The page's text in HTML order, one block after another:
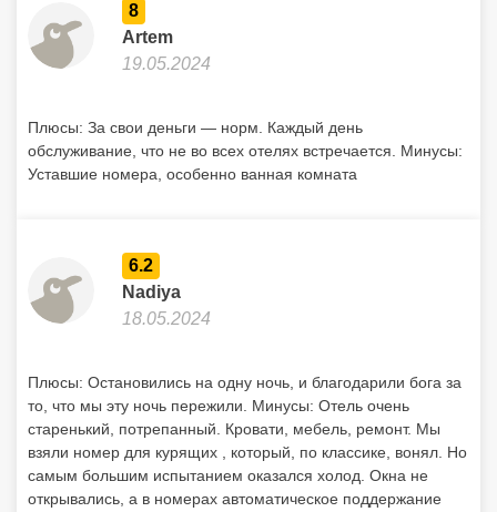
8
Artem
19.05.2024
Плюсы: За свои деньги — норм. Каждый день
обслуживание, что не во всех отелях встречается. Минусы:
Уставшие номера, особенно ванная комната
6.2
Nadiya
18.05.2024
Плюсы: Остановились на одну ночь, и благодарили бога за
то, что мы эту ночь пережили. Минусы: Отель очень
старенький, потрепанный. Кровати, мебель, ремонт. Мы
взяли номер для курящих , который, по классике, вонял. Но
самым большим испытанием оказался холод. Окна не
открывались, а в номерах автоматическое поддержание